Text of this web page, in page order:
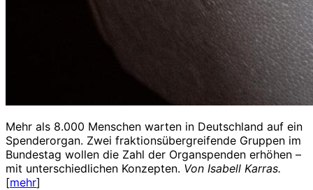
Mehr als 8.000 Menschen warten in Deutschland auf ein
Spenderorgan. Zwei fraktionsübergreifende Gruppen im
Bundestag wollen die Zahl der Organspenden erhöhen –
mit unterschiedlichen Konzepten. Von Isabell Karras.
[mehr]